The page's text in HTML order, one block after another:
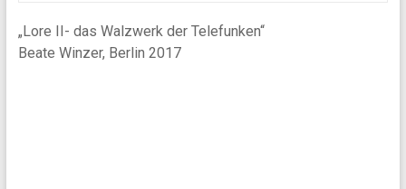
„Lore II- das Walzwerk der Telefunken“
Beate Winzer, Berlin 2017